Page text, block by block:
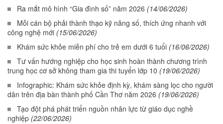
Ra mắt mô hình “Gia đình số” năm 2026 (14/06/2026)
Mỗi cán bộ phải thành thạo kỹ năng số, thích ứng nhanh với
công nghệ mới (15/06/2026)
Khám sức khỏe miễn phí cho trẻ em dưới 6 tuổi (16/06/2026)
Tư vấn hướng nghiệp cho học sinh hoàn thành chương trình
trung học cơ sở không tham gia thi tuyển lớp 10 (19/06/2026)
Infographic: Khám sức khỏe định kỳ, khám sàng lọc cho người
dân trên địa bàn thành phố Cần Thơ năm 2026 (19/06/2026)
Tạo đột phá phát triển nguồn nhân lực từ giáo dục nghề
nghiệp (22/06/2026)